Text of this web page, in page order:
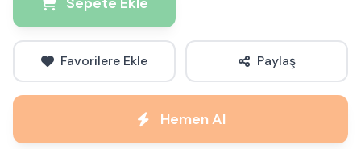
Favorilere Ekle Paylaş
Hemen Al